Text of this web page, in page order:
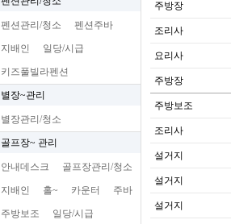
펜션관리/청소 펜션주바
지배인 일당/시급
키즈풀빌라펜션
별장~관리
별장관리/청소
골프장~ 관리
안내데스크 골프장관리/청소
지배인 홀~ 카운터 주바
주방보조 일당/시급
주방장
조리사
요리사
주방장
주방보조
조리사
설거지
설거지
설거지